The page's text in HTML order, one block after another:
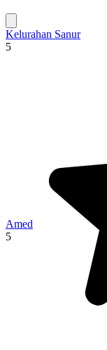
Kelurahan Sanur
5
Amed
5